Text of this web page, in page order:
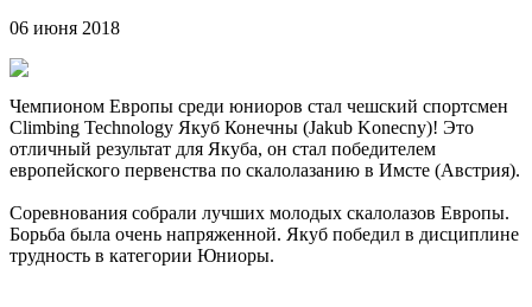
06 июня 2018
Чемпионом Европы среди юниоров стал чешский спортсмен
Climbing Technology Якуб Конечны (Jakub Konecny)! Это
отличный результат для Якуба, он стал победителем
европейского первенства по скалолазанию в Имсте (Австрия).
Соревнования собрали лучших молодых скалолазов Европы.
Борьба была очень напряженной. Якуб победил в дисциплине
трудность в категории Юниоры.